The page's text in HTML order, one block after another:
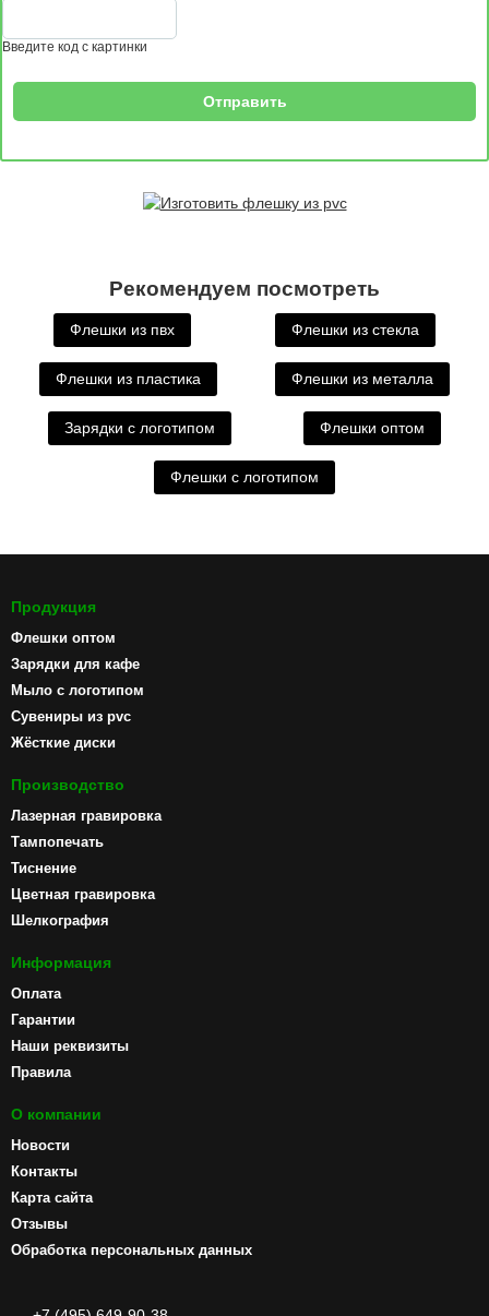
Введите код с картинки
Рекомендуем посмотреть
Флешки из пвх Флешки из стекла
Флешки из пластика Флешки из металла
Зарядки с логотипом Флешки оптом
Флешки с логотипом
Продукция
Флешки оптом
Зарядки для кафе
Мыло с логотипом
Сувениры из pvc
Жёсткие диски
Производство
Лазерная гравировка
Тампопечать
Тиснение
Цветная гравировка
Шелкография
Информация
Оплата
Гарантии
Наши реквизиты
Правила
О компании
Новости
Контакты
Карта сайта
Отзывы
Обработка персональных данных